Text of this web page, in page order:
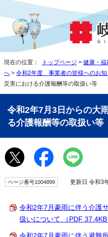
現在の位置： トップページ > 健康・福
へ > 令和2年度 事業者の皆様へのお知
災害における介護報酬等の取扱い等
令和2年7月3日からの大
る介護報酬等の取扱い等
ページ番号1004899 更新日 令和3
令和2年7月豪雨に伴う介護
扱いについて （PDF 37.4KB